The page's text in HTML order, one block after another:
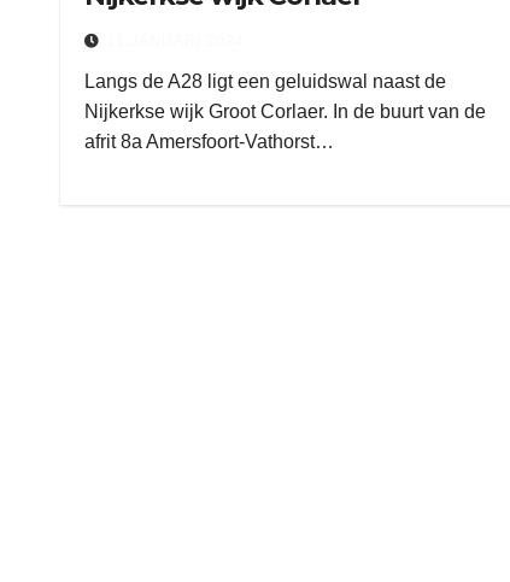
Langs de A28 ligt een geluidswal naast de
Nijkerkse wijk Groot Corlaer. In de buurt van de
afrit 8a Amersfoort-Vathorst…